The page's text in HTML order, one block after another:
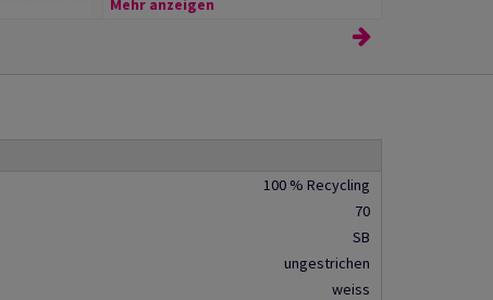
Mehr anzeigen
100 % Recycling
70
SB
ungestrichen
weiss